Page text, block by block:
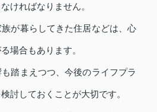
ければなりません。
が暮らしてきた住居などは、心
場合もあります。
踏まえつつ、今後のライフプラ
討しておくことが大切です。